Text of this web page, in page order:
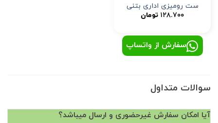
ست رومیزی اداری بتنی
۱۲۸.۷۰۰ تومان
سفارش از واتساپ
سوالات متداول
آیا امکان سفارش غیرحضوری و ارسال میباشد؟